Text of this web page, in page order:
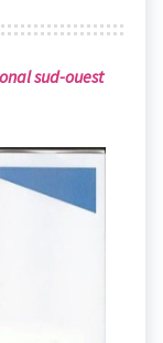
sud-ouest